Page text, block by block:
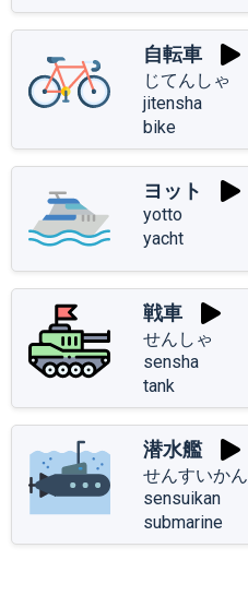
自転車
じてんしゃ
jitensha
bike
ヨット
yotto
yacht
戦車
せんしゃ
sensha
tank
潜水艦
せんすいかん
sensuikan
submarine